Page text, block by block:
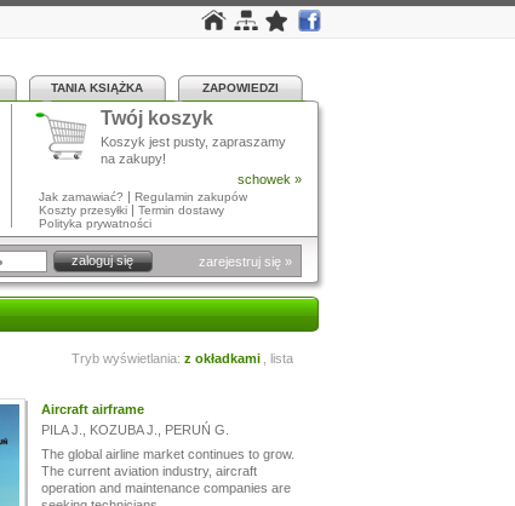
TANIA KSIĄŻKA ZAPOWIEDZI
Twój koszyk
Koszyk jest pusty, zapraszamy
na zakupy!
schowek »
Jak zamawiać? | Regulamin zakupów
Koszty przesyłki | Termin dostawy
Polityka prywatności
zarejestruj się »
Tryb wyświetlania: z okładkami lista
Aircraft airframe
PILA J.
KOZUBA J.
PERUŃ G.
The global airline market continues to grow.
The current aviation industry, aircraft
operation and maintenance companies are